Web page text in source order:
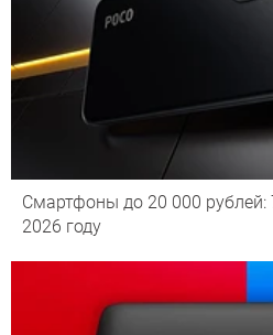
Смартфоны до 20 000 рублей:
2026 году